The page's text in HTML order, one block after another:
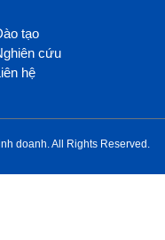
tạo
cứu
hệ
doanh. All Rights Reserved.